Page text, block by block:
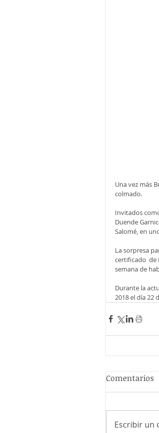
Una vez más
colmado.
Invitados
Duende
Salomé, en
La sorpresa
certificado  de
semana de
Durante la
2018 el día 22
Comentarios
Escribir un